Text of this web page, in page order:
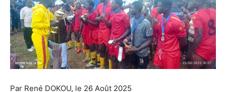
Par René DOKOU, le 26 Août 2025